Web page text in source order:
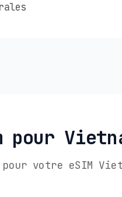
votre eSIM